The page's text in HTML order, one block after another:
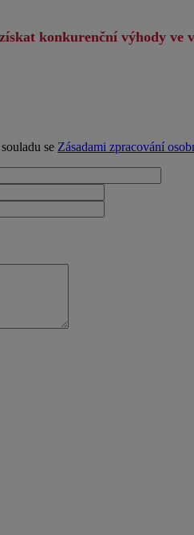
konkurenční výhody ve
se Zásadami zpracování